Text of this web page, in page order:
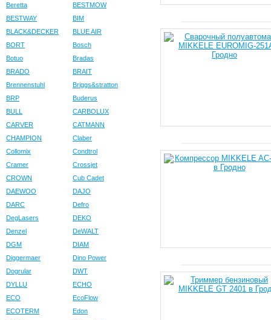
Beretta
BESTMOW
BESTWAY
BIM
BLACK&DECKER
BLUE AIR
BORT
Bosch
Botuo
Bradas
BRADO
BRAIT
Brennenstuhl
Briggs&stratton
BRP
Buderus
BULL
CARBOLUX
CARVER
CATMANN
CHAMPION
Claber
Collomix
Condtrol
Cramer
Crossjet
CROWN
Cub Cadet
DAEWOO
DAJO
DARC
Defro
DegLasers
DEKO
Denzel
DeWALT
DGM
DIAM
Diggermaer
Dino Power
Dogrular
DWT
DYLLU
ECHO
ECO
EcoFlow
ECOTERM
Edon